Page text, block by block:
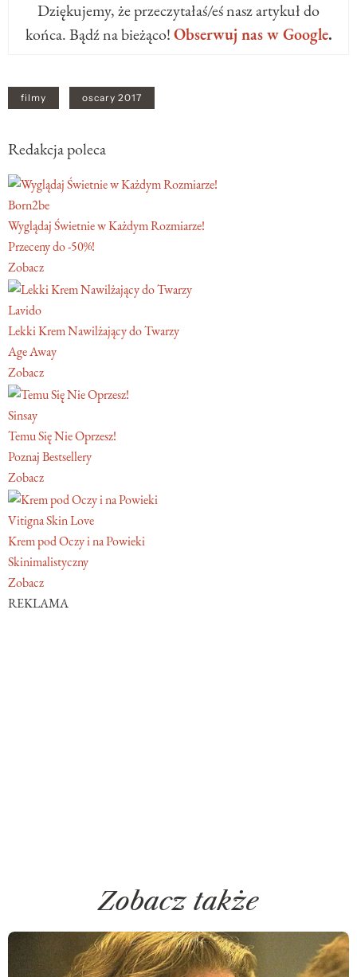
Dziękujemy, że przeczytałaś/eś nasz artykuł do
końca. Bądź na bieżąco!Obserwuj nas w Google.
filmy oscary 2017
Redakcja poleca
Born2be
Wyglądaj Świetnie w Każdym Rozmiarze!
Przeceny do -50%!
Zobacz
Lavido
Lekki Krem Nawilżający do Twarzy
Age Away
Zobacz
Sinsay
Temu Się Nie Oprzesz!
Poznaj Bestsellery
Zobacz
Vitigna Skin Love
Krem pod Oczy i na Powieki
Skinimalistyczny
Zobacz
REKLAMA
Zobacz także